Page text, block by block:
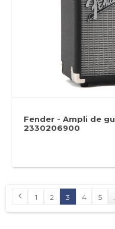
Fender - Ampli de
2330206900
1 2 3 4 5